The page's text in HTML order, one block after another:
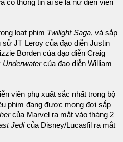
có thông tin ai sẽ là nữ diễn viên
loạt phim Twilight Saga, và sắp
JT Leroy của đạo diễn Justin
Borden của đạo diễn Craig
Underwatercủa đạo diễn William
viên phụ xuất sắc nhất trong bộ
phim đang được mong đợi sắp
của Marvel ra mắt vào tháng 2
Jedicủa Disney/Lucasfil ra mắt